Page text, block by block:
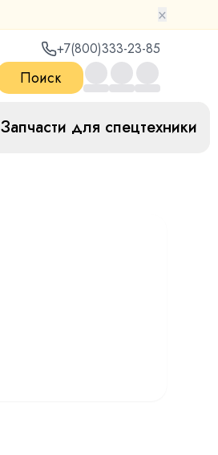
×
+7(800)333-23-85
Поиск
Запчасти для спецтехники